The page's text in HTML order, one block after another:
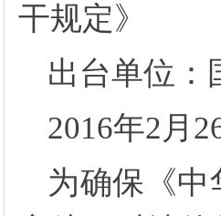
干规定》
出台单位：
2016年2月
为确保《